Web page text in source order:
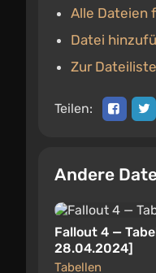
Alle Dateien
Datei
Zur
Teilen:
Andere
Fallout 4 —
28.04.2024]
Tabellen